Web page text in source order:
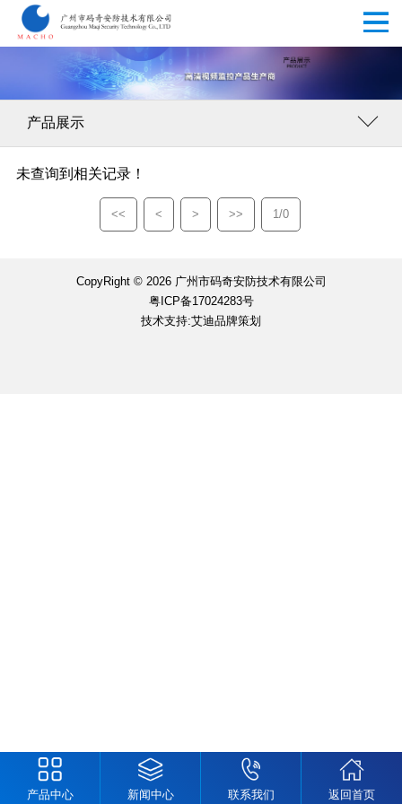
产品展示
未查询到相关记录！
<< < > >> 1/0
CopyRight © 2026 广州市码奇安防技术有限公司
粤ICP备17024283号
技术支持:艾迪品牌策划
产品中心 新闻中心 联系我们 返回首页